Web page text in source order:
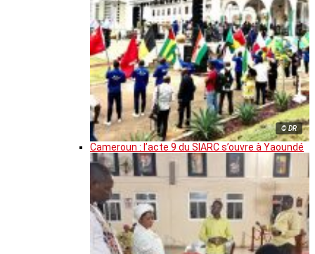
© DR
Cameroun : l’acte 9 du SIARC s’ouvre à Yaoundé